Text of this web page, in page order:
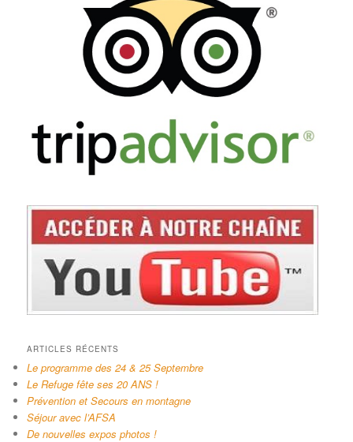
ARTICLES RÉCENTS
Le programme des 24 & 25 Septembre
Le Refuge fête ses 20 ANS !
Prévention et Secours en montagne
Séjour avec l’AFSA
De nouvelles expos photos !